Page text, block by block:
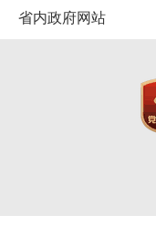
省内政府网站